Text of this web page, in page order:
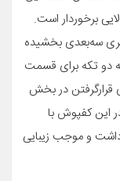
برخوردار است.
سه‌بعدی بخشیده
دو تکه برای قسمت
در بخش
این کفپوش با
و موجب زیبایی